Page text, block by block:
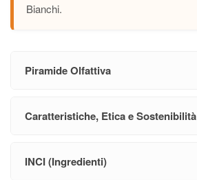
Bianchi.
Piramide Olfattiva
Caratteristiche, Etica e Sostenibilità
INCI (Ingredienti)